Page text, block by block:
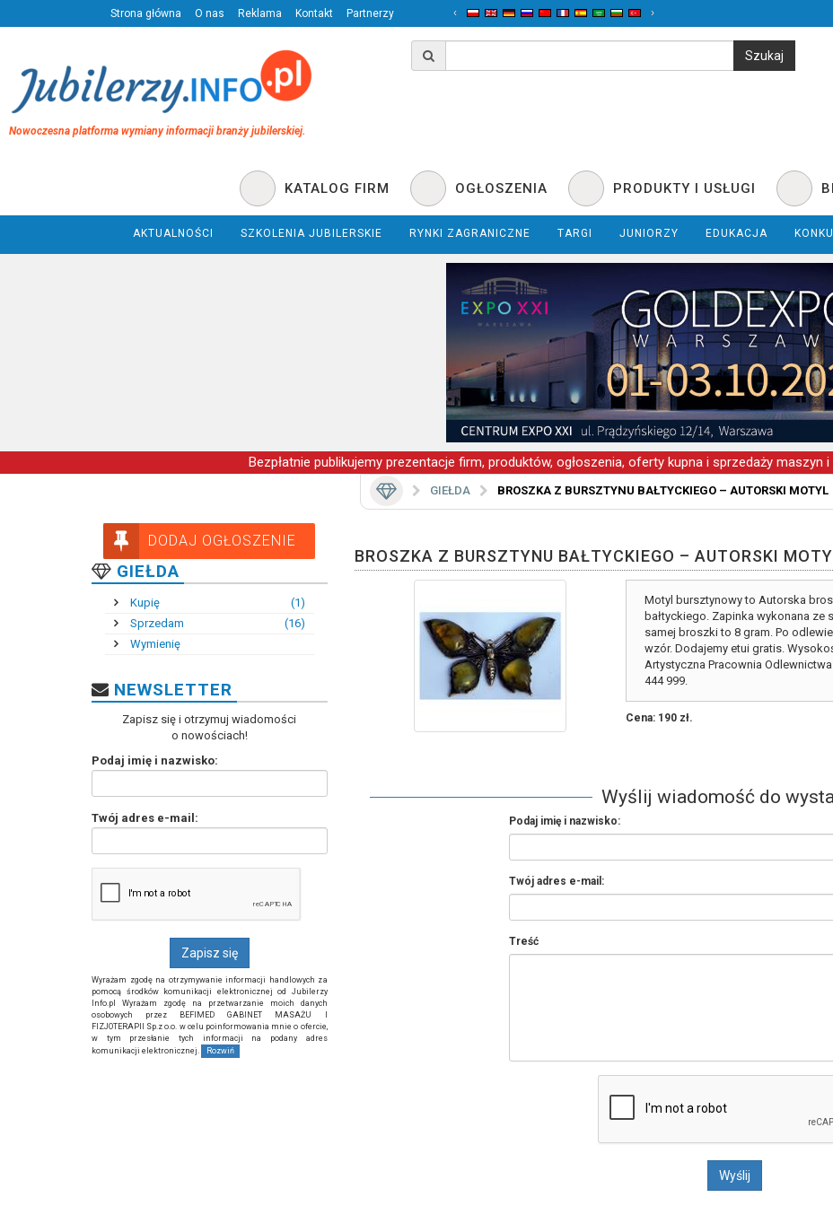
Strona główna O nas Reklama Kontakt Partnerzy ‹ ›
Nowoczesna platforma wymiany informacji branży jubilerskiej.
KATALOG FIRM OGŁOSZENIA PRODUKTY I USŁUGI
AKTUALNOŚCI SZKOLENIA JUBILERSKIE RYNKI ZAGRANICZNE TARGI JUNIORZY EDUKACJA
Bezpłatnie publikujemy prezentacje firm, produktów, ogłoszenia, oferty kupna i sprzedaży maszyn
GIEŁDA BROSZKA Z BURSZTYNU BAŁTYCKIEGO – AUTORSKI MOTYL
DODAJ OGŁOSZENIE
GIEŁDA
Kupię
(1)
Sprzedam
(16)
Wymienię
NEWSLETTER
Zapisz się i otrzymuj wiadomości
o nowościach!
Podaj imię i nazwisko:
Twój adres e-mail:
Wyrażam zgodę na otrzymywanie informacji handlowych za
pomocą środków komunikacji elektronicznej od Jubilerzy
Info.pl Wyrażam zgodę na przetwarzanie moich danych
osobowych przez BEFIMED GABINET MASAŻU I
FIZJOTERAPII Sp.z o.o. w celu poinformowania mnie o ofercie,
w tym przesłanie tych informacji na podany adres
komunikacji elektronicznej.
Rozwiń
BROSZKA Z BURSZTYNU BAŁTYCKIEGO – AUTORSKI
Motyl bursztynowy to Autorska
bałtyckiego. Zapinka wykonana ze
samej broszki to 8 gram. Po
wzór. Dodajemy etui gratis.
Artystyczna Pracownia
444 999.
Cena: 190 zł.
Wyślij wiadomość do
Podaj imię i nazwisko:
Twój adres e-mail:
Treść